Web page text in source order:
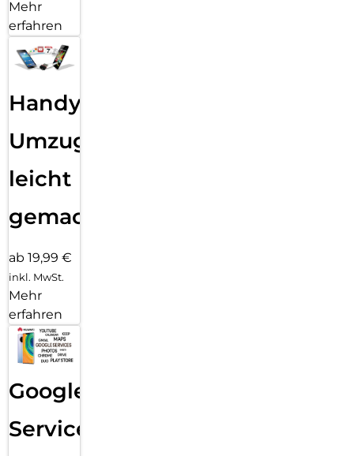
Mehr
erfahren
Handy
Umzug
leicht
gemacht!
ab 19,99 €
inkl. MwSt.
Mehr
erfahren
Google
Services